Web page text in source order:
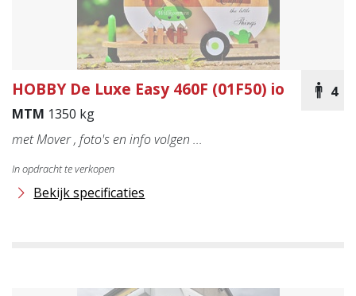
4
HOBBYDe Luxe Easy 460F (01F50) io
MTM 1350 kg
met Mover , foto's en info volgen ...
In opdracht te verkopen
Bekijk specificaties